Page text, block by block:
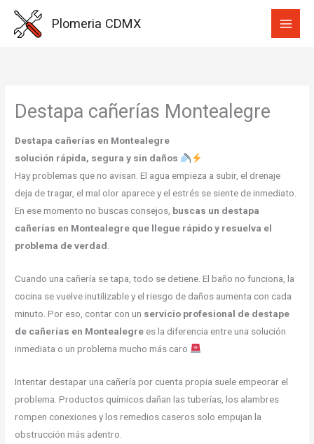
Plomeria CDMX
Destapa cañerías Montealegre
Destapa cañerías en Montealegre
solución rápida, segura y sin daños
Hay problemas que no avisan. El agua empieza a subir, el drenaje
deja de tragar, el mal olor aparece y el estrés se siente de inmediato.
En ese momento no buscas consejos, buscas un destapa
cañerías en Montealegre que llegue rápido y resuelva el
problema de verdad.
Cuando una cañería se tapa, todo se detiene. El baño no funciona, la
cocina se vuelve inutilizable y el riesgo de daños aumenta con cada
minuto. Por eso, contar con un servicio profesional de destape
de cañerías en Montealegre es la diferencia entre una solución
inmediata o un problema mucho más caro
Intentar destapar una cañería por cuenta propia suele empeorar el
problema. Productos químicos dañan las tuberías, los alambres
rompen conexiones y los remedios caseros solo empujan la
obstrucción más adentro.